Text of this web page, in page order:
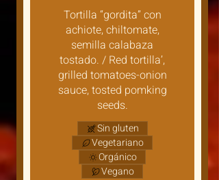
Tortilla “gordita” con
achiote, chiltomate,
semilla calabaza
tostado. / Red tortilla’,
grilled tomatoes-onion
sauce, tosted pomking
seeds.
Sin gluten
Vegetariano
Orgánico
Vegano